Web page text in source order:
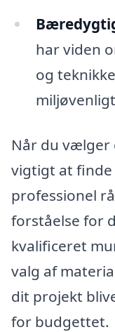
har viden
og
Når du vælger
vigtigt at
professionel
forståelse for
kvalificeret
valg af
dit projekt
for budgettet.